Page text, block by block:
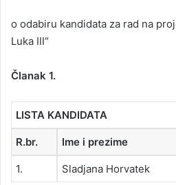
o odabiru kandidata za rad na
Luka III“
Članak 1.
LISTA KANDIDATA
R.br. Ime i prezime
1. Sladjana Horvatek